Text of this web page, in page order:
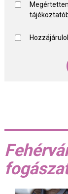
tájékoztató